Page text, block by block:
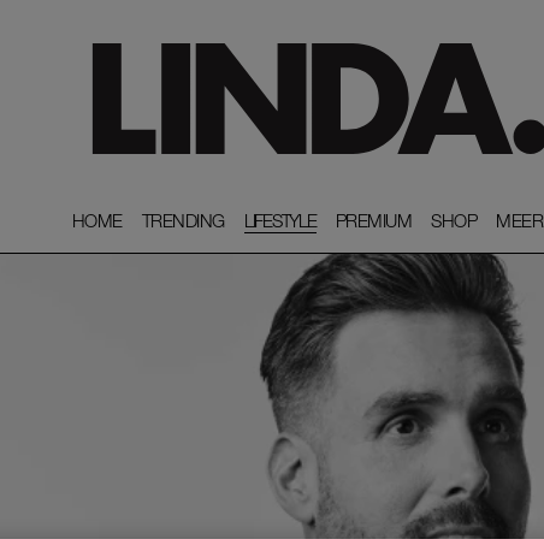
HOME
HOME TRENDING
TRENDING LIFESTYLE PREMIUM
PREMIUM SHOP
SHOP MEER
MEER